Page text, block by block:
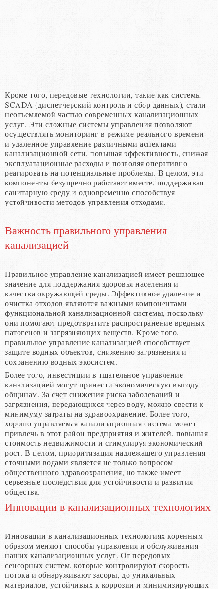
Кроме того, передовые технологии, такие как системы
SCADA (диспетчерский контроль и сбор данных), стали
неотъемлемой частью современных канализационных
услуг. Эти сложные системы управления позволяют
осуществлять мониторинг в режиме реального времени
и удаленное управление различными аспектами
канализационной сети, повышая эффективность, снижая
эксплуатационные расходы и позволяя оперативно
реагировать на потенциальные проблемы. В целом, эти
компоненты безупречно работают вместе, поддерживая
санитарную среду и одновременно способствуя
устойчивости методов управления отходами.
Важность правильного управления
канализацией
Правильное управление канализацией имеет решающее
значение для поддержания здоровья населения и
качества окружающей среды. Эффективное удаление и
очистка отходов являются важными компонентами
функциональной канализационной системы, поскольку
они помогают предотвратить распространение вредных
патогенов и загрязняющих веществ. Кроме того,
правильное управление канализацией способствует
защите водных объектов, снижению загрязнения и
сохранению водных экосистем.
Более того, инвестиции в тщательное управление
канализацией могут принести экономическую выгоду
общинам. За счет снижения риска заболеваний и
загрязнения, передающихся через воду, можно свести к
минимуму затраты на здравоохранение. Более того,
хорошо управляемая канализационная система может
привлечь в этот район предприятия и жителей, повышая
стоимость недвижимости и стимулируя экономический
рост. В целом, приоритизация надлежащего управления
сточными водами является не только вопросом
общественного здравоохранения, но также имеет
серьезные последствия для устойчивости и развития
общества.
Инновации в канализационных технологиях
Инновации в канализационных технологиях коренным
образом меняют способы управления и обслуживания
наших канализационных услуг. От передовых
сенсорных систем, которые контролируют скорость
потока и обнаруживают засоры, до уникальных
материалов, устойчивых к коррозии и минимизирующих